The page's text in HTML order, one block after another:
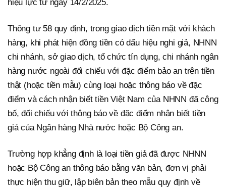
hiệu lực từ ngày 14/2/2025.
Thông tư 58 quy định, trong giao dịch tiền mặt với khách
hàng, khi phát hiện đồng tiền có dấu hiệu nghi giả, NHNN
chi nhánh, sở giao dịch, tổ chức tín dụng, chi nhánh ngân
hàng nước ngoài đối chiếu với đặc điểm bảo an trên tiền
thật (hoặc tiền mẫu) cùng loại hoặc thông báo về đặc
điểm và cách nhận biết tiền Việt Nam của NHNN đã công
bố, đối chiếu với thông báo về đặc điểm nhận biết tiền
giả của Ngân hàng Nhà nước hoặc Bộ Công an.
Trường hợp khẳng định là loại tiền giả đã được NHNN
hoặc Bộ Công an thông báo bằng văn bản, đơn vị phải
thực hiện thu giữ, lập biên bản theo mẫu quy định về